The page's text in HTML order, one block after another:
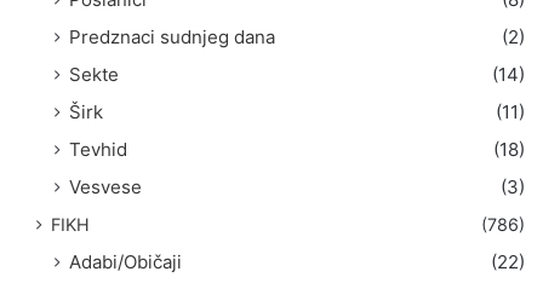
Predznaci sudnjeg dana
(2)
Sekte
(14)
Širk
(11)
Tevhid
(18)
Vesvese
(3)
FIKH (786)
Adabi/Običaji
(22)